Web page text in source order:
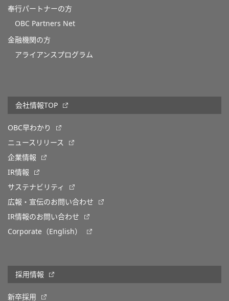
奉行パートナーの方
OBC Partners Net
金融機関の方
アライアンスプログラム
会社情報TOP
OBC早わかり
ニュースリリース
企業情報
IR情報
サステナビリティ
広報・宣伝のお問い合わせ
IR情報のお問い合わせ
Corporate（English）
採用情報
新卒採用